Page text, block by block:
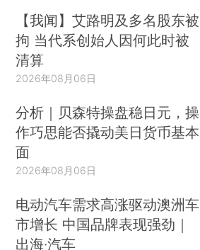
【我闻】艾路明及多名股东被
拘 当代系创始人因何此时被
清算
2026年08月06日
分析｜贝森特操盘稳日元，操
作巧思能否撬动美日货币基本
面
2026年08月06日
电动汽车需求高涨驱动澳洲车
市增长 中国品牌表现强劲｜
出海·汽车